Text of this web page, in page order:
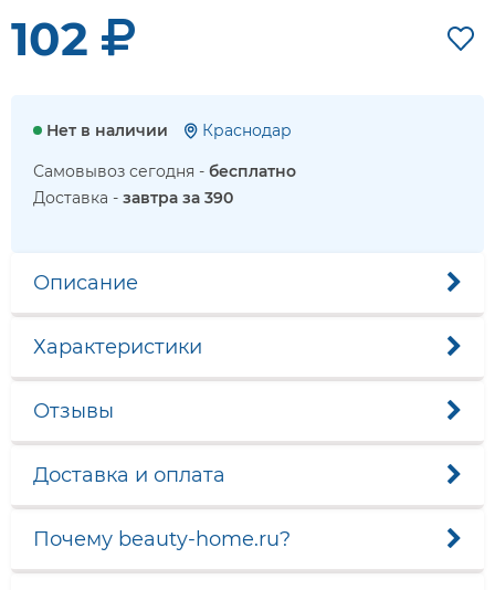
102
Нет в наличии Краснодар
Самовывоз сегодня - бесплатно
Доставка - завтра за 390
Описание
Характеристики
Отзывы
Доставка и оплата
Почему beauty-home.ru?